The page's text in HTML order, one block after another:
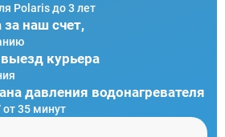
Polaris до 3 лет
наш счет,
курьера
давления водонагревателя
от 35 минут